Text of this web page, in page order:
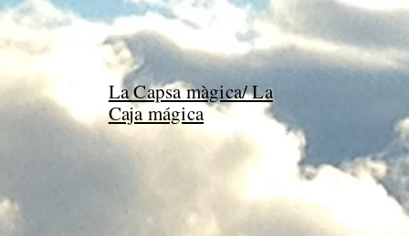
La Capsa màgica/ La
Caja mágica